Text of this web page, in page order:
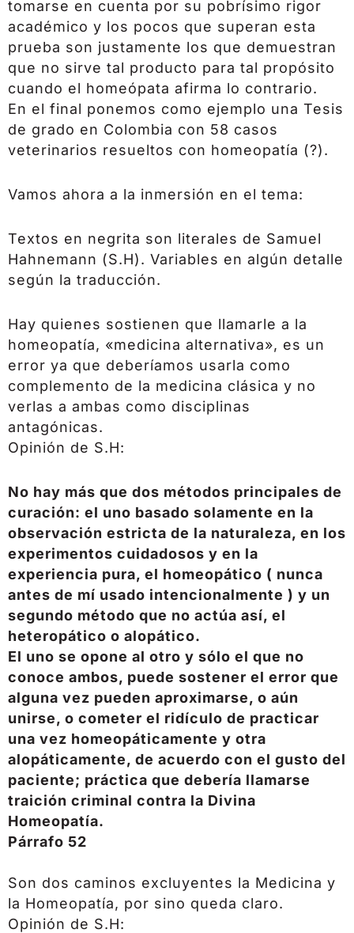
tomarse en cuenta por su pobrísimo rigor
académico y los pocos que superan esta
prueba son justamente los que demuestran
que no sirve tal producto para tal propósito
cuando el homeópata afirma lo contrario.
En el final ponemos como ejemplo una Tesis
de grado en Colombia con 58 casos
veterinarios resueltos con homeopatía (?).
Vamos ahora a la inmersión en el tema:
Textos en negrita son literales de Samuel
Hahnemann (S.H). Variables en algún detalle
según la traducción.
Hay quienes sostienen que llamarle a la
homeopatía, «medicina alternativa», es un
error ya que deberíamos usarla como
complemento de la medicina clásica y no
verlas a ambas como disciplinas
antagónicas.
Opinión de S.H:
No hay más que dos métodos principales de
curación: el uno basado solamente en la
observación estricta de la naturaleza, en los
experimentos cuidadosos y en la
experiencia pura, el homeopático ( nunca
antes de mí usado intencionalmente ) y un
segundo método que no actúa así, el
heteropático o alopático.
El uno se opone al otro y sólo el que no
conoce ambos, puede sostener el error que
alguna vez pueden aproximarse, o aún
unirse, o cometer el ridículo de practicar
una vez homeopáticamente y otra
alopáticamente, de acuerdo con el gusto del
paciente; práctica que debería llamarse
traición criminal contra la Divina
Homeopatía.
Párrafo 52
Son dos caminos excluyentes la Medicina y
la Homeopatía, por sino queda claro.
Opinión de S.H: